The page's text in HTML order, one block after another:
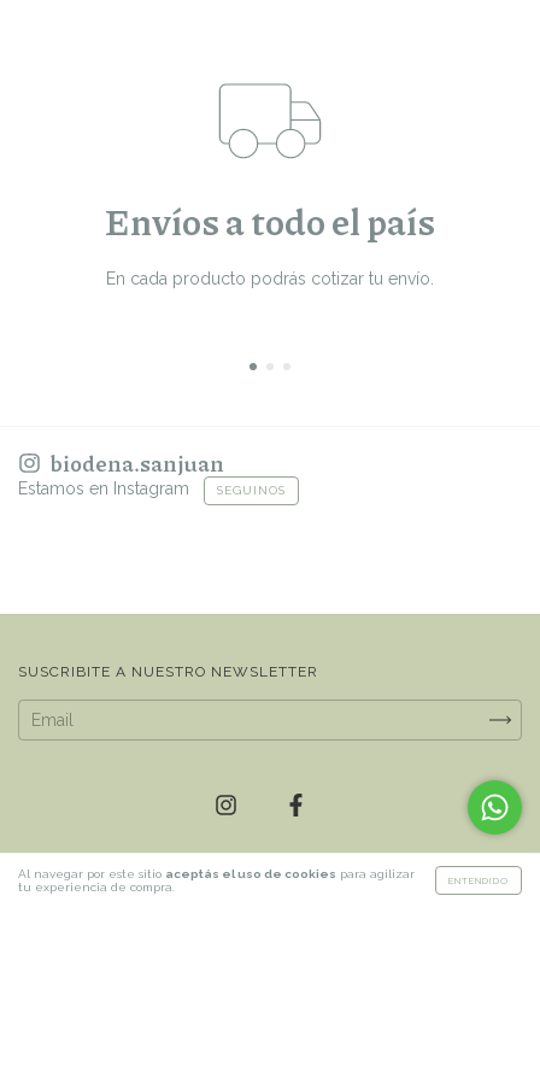
Al navegar por este sitio aceptás el uso de cookies para agilizar
tu experiencia de compra.
ENTENDIDO
Envíos a todo el país
En cada producto podrás cotizar tu envío.
biodena.sanjuan
Estamos en Instagram SEGUINOS
SUSCRIBITE A NUESTRO NEWSLETTER
CONTACTÁNOS